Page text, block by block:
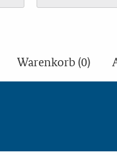
Warenkorb (0)